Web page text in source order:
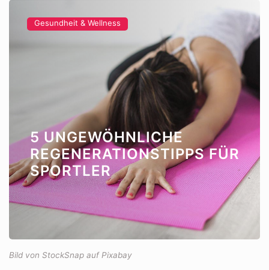
Gesundheit & Wellness
5 UNGEWÖHNLICHE
REGENERATIONSTIPPS FÜR
SPORTLER
Bild von StockSnap auf Pixabay